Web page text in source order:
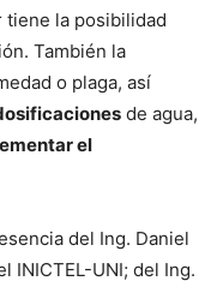
tiene la posibilidad
También la
o plaga, así
de agua,
el
del Ing. Daniel
INICTEL-UNI; del Ing.